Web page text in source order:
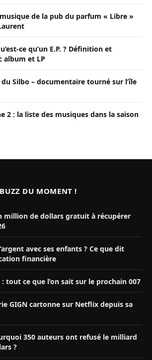
de la pub du parfum « Libre »
ce qu’un E.P. ? Définition et
album et LP
du Silbo – documentaire tourné sur l’île
2 : la liste des musiques dans la saison
DU MOMENT !
million de dollars gratuit à récupérer
avec ses enfants ? Ce que dit
financière
: tout ce que l’on sait sur le prochain 007
GIGN cartonne sur Netflix depuis sa
350 auteurs ont refusé le milliard
?